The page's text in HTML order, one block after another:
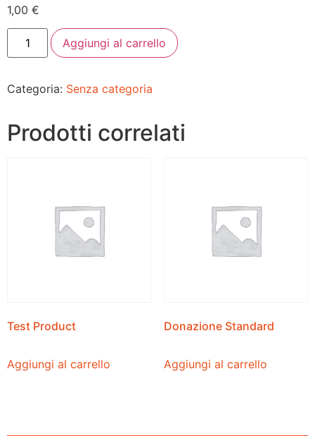
1,00 €
Aggiungi al carrello
Categoria: Senza categoria
Prodotti correlati
Test Product
Aggiungi al carrello
Donazione Standard
Aggiungi al carrello